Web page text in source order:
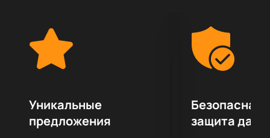
международного уровня.
Не пропустите этот потрясающий вечер
классической музыки в исполнении настоящих
виртуозов!
Уникальные
предложения
Безопасная
защита